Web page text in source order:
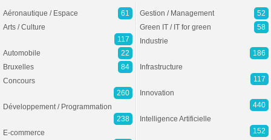
Aéronautique / Espace
61
Arts / Culture
117
Automobile
22
Bruxelles
84
Concours
260
Développement / Programmation
238
E-commerce
Gestion / Management
52
Green IT / IT for green
58
Industrie
186
Infrastructure
117
Innovation
440
Intelligence Artificielle
152